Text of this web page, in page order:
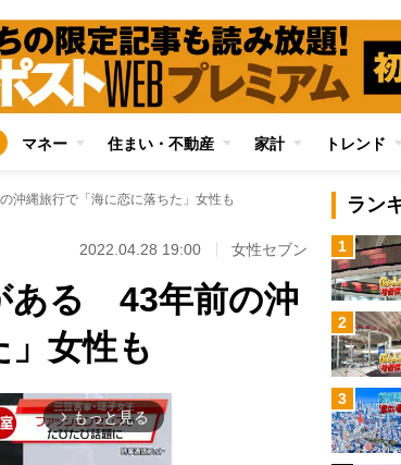
マネー 住まい・不動産 家計 トレンド
縄旅行で「海に恋に落ちた」女性も
2022.04.28 19:00 女性セブン
ある 43年前の沖
女性も
arrow_forward_ios もっと見る
ラン
1
2
3